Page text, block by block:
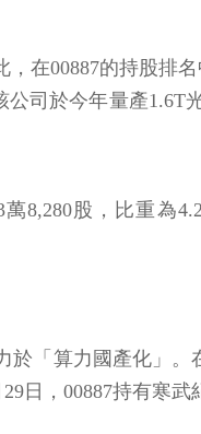
在00887的持股排
司於今年量產
8,280股，比重
「算力國產化」
日，00887持有寒武